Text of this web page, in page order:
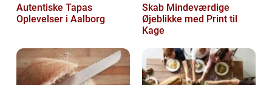
Autentiske Tapas
Oplevelser i Aalborg
Skab Mindeværdige
Øjeblikke med Print til
Kage